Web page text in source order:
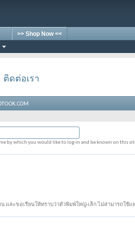
>> Shop Now <<
ติดต่อเรา
by which you would like to log-in and be known on this
และขอเรียนให้ทราบว่าตัวพิมพ์ใหญ่-เล็ก ไม่สามารถใช้